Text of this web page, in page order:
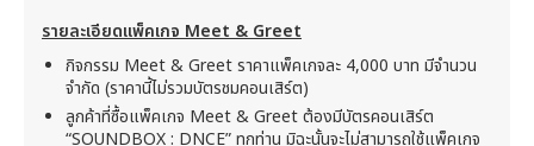
รายละเอียดแพ็คเกจ Meet & Greet
กิจกรรม Meet & Greet ราคาแพ็คเกจละ 4,000 บาท มีจำนวน
จำกัด (ราคานี้ไม่รวมบัตรชมคอนเสิร์ต)
ลูกค้าที่ซื้อแพ็คเกจ Meet & Greet ต้องมีบัตรคอนเสิร์ต
“SOUNDBOX : DNCE” ทุกท่าน มิฉะนั้นจะไม่สามารถใช้แพ็คเกจ